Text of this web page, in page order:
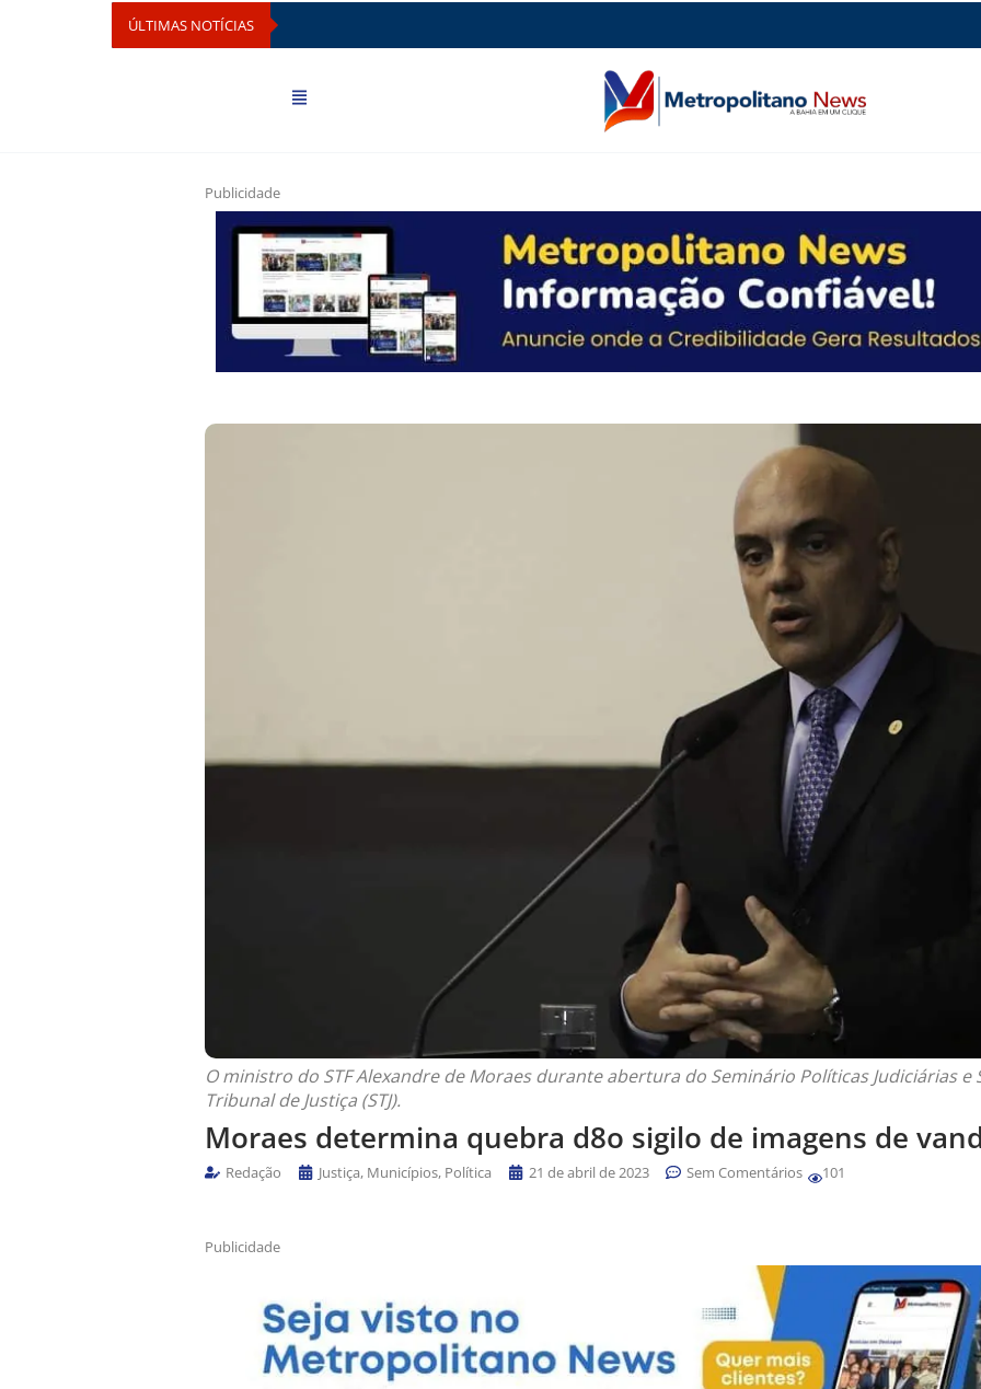
ÚLTIMAS NOTÍCIAS
Publicidade
O ministro do STF Alexandre de Moraes durante abertura do Seminário Políticas Judiciárias e
Tribunal de Justiça (STJ).
Moraes determina quebra d8o sigilo de imagens de
Redação Justiça, Municípios, Política 21 de abril de 2023 Sem Comentários 101
Publicidade